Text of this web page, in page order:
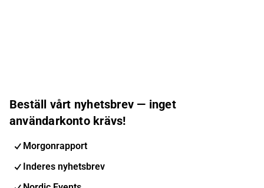
Beställ vårt nyhetsbrev — inget
användarkonto krävs!
Morgonrapport
Inderes nyhetsbrev